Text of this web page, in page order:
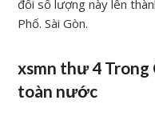
đổi số lượng này lên
Phố. Sài Gòn.
xsmn thư 4 Trong
toàn nước